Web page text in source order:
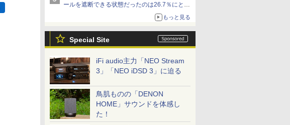
ールを遮断できる状態だったのは26.7％にとど
まる～GMOブランドセキュリティ調査
もっと見る
Special Site
iFi audio主力「NEO Stream
3」「NEO iDSD 3」に迫る
鳥肌ものの「DENON
HOME」サウンドを体感し
た！